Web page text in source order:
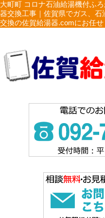
大町町 コロナ石油給湯機付ふ
器交換工事｜佐賀県でガス、
交換の佐賀給湯器.comにお任せ